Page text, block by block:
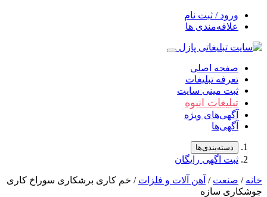
ورود / ثبت نام
علاقه‌مندی ها
صفحه اصلی
تعرفه تبلیغات
ثبت مینی سایت
تبلیغات انبوه
آگهی‌های ویژه
آگهی‌ها
دسته‌بندی‌ها
ثبت اگهی رایگان
/صنعت/آهن آلات و فلزات/ خم کاری برشکاری سوراخ کاری
سازه